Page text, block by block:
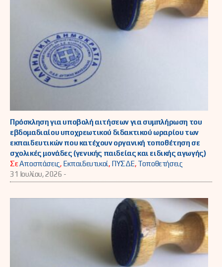
Πρόσκληση για υποβολή αιτήσεων για συμπλήρωση του
εβδομαδιαίου υποχρεωτικού διδακτικού ωραρίου των
εκπαιδευτικών που κατέχουν οργανική τοποθέτηση σε
σχολικές μονάδες (γενικής παιδείας και ειδικής αγωγής)
ΣεΑποσπάσεις, Εκπαιδευτικοί, ΠΥΣΔΕ, Τοποθετήσεις
31 Ιουλίου, 2026 -